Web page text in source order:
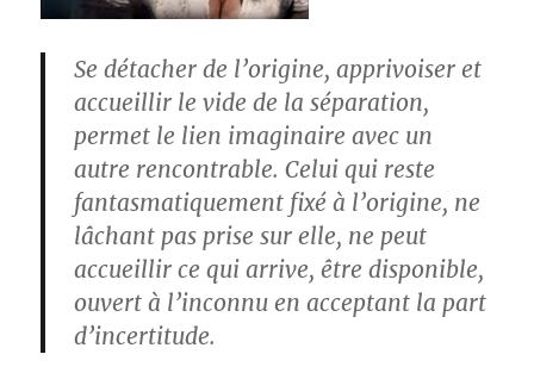
Se détacher de l’origine, apprivoiser et
accueillir le vide de la séparation,
permet le lien imaginaire avec un
autre rencontrable. Celui qui reste
fantasmatiquement fixé à l’origine, ne
lâchant pas prise sur elle, ne peut
accueillir ce qui arrive, être disponible,
ouvert à l’inconnu en acceptant la part
d’incertitude.